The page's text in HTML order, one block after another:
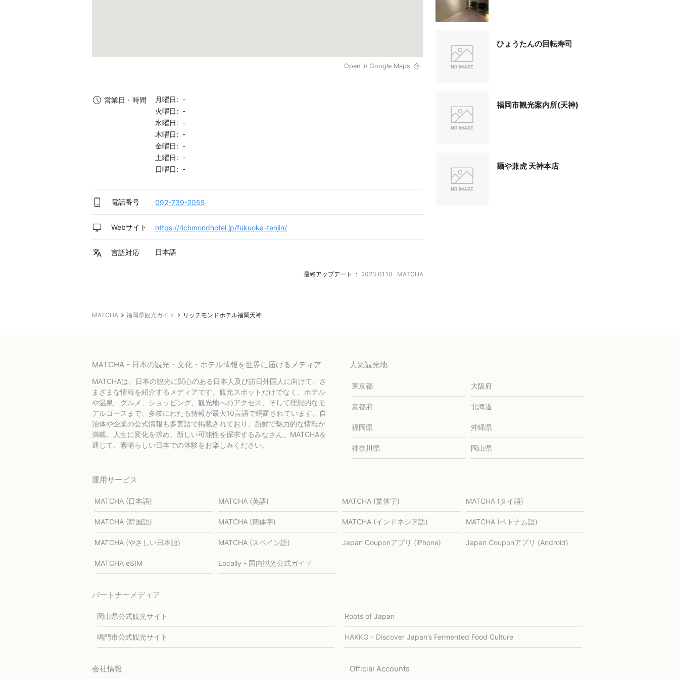
Open in Google Maps
営業日・時間
月曜日: -
火曜日: -
水曜日: -
木曜日: -
金曜日: -
土曜日: -
日曜日: -
電話番号 092-739-2055
Webサイト https://richmondhotel.jp/fukuoka-tenjin/
言語対応 日本語
最終アップデート ： 2023.01.10 MATCHA
ひょうたんの回転寿司
福岡市観光案内所(天神)
麺や兼虎 天神本店
MATCHA 福岡県観光ガイド リッチモンドホテル福岡天神
MATCHA - 日本の観光・文化・ホテル情報を世界に届けるメディア
MATCHAは、日本の観光に関心のある日本人及び訪日外国人に向けて、さ
まざまな情報を紹介するメディアです。観光スポットだけでなく、ホテル
や温泉、グルメ、ショッピング、観光地へのアクセス、そして理想的なモ
デルコースまで、多岐にわたる情報が最大10言語で網羅されています。自
治体や企業の公式情報も多言語で掲載されており、新鮮で魅力的な情報が
満載。人生に変化を求め、新しい可能性を探求するみなさん、MATCHAを
通じて、素晴らしい日本での体験をお楽しみください。
人気観光地
東京都 大阪府
京都府 北海道
福岡県 沖縄県
神奈川県 岡山県
運用サービス
MATCHA (日本語) MATCHA (英語) MATCHA (繁体字) MATCHA (タイ語)
MATCHA (韓国語) MATCHA (簡体字) MATCHA (インドネシア語) MATCHA (ベトナム語)
MATCHA (やさしい日本語) MATCHA (スペイン語) Japan Couponアプリ (iPhone) Japan Couponアプリ (Android)
MATCHA eSIM Locally - 国内観光公式ガイド
パートナーメディア
岡山県公式観光サイト Roots of Japan
鳴門市公式観光サイト HAKKO - Discover Japan’s Fermented Food Culture
会社情報 Official Accounts